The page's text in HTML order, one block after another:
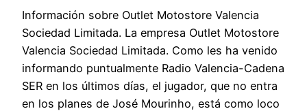
Información sobre Outlet Motostore Valencia
Sociedad Limitada. La empresa Outlet Motostore
Valencia Sociedad Limitada. Como les ha venido
informando puntualmente Radio Valencia-Cadena
SER en los últimos días, el jugador, que no entra
en los planes de José Mourinho, está como loco